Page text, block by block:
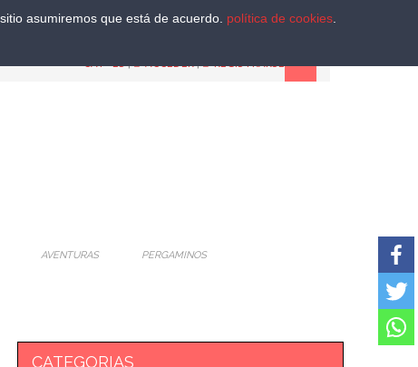
CAT-ES| ACCEDER| REGISTRARSE
AVENTURAS PERGAMINOS
CATEGORIAS
asumiremos que está de acuerdo. política de cookies.